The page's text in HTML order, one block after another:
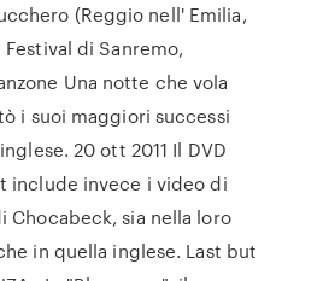
(Reggio nell' Emilia,
Festival di Sanremo,
Una notte che vola
i suoi maggiori successi
20 ott 2011 Il DVD
include invece i video di
Chocabeck, sia nella loro
in quella inglese. Last but